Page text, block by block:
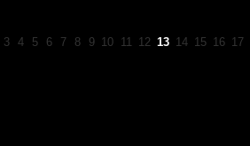
3 4 5 6 7 8 9 10 11 12 13 14 15 16 17